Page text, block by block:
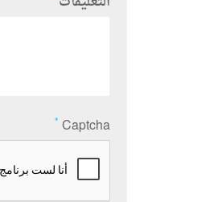
Captcha
*